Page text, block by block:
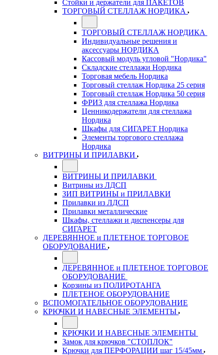
Стойки и держатели для ПАКЕТОВ
ТОРГОВЫЙ СТЕЛЛАЖ НОРДИКА
ТОРГОВЫЙ СТЕЛЛАЖ НОРДИКА
Индивидуальные решения и
аксессуары НОРДИКА
Кассовый модуль угловой "Нордика"
Складские стеллажи Нордика
Торговая мебель Нордика
Торговый стеллаж Нордика 25 серия
Торговый стеллаж Нордика 50 серия
ФРИЗ для стеллажа Нордика
Ценникодержатели для стеллажа
Нордика
Шкафы для СИГАРЕТ Нордика
Элементы торгового стеллажа
Нордика
ВИТРИНЫ И ПРИЛАВКИ
ВИТРИНЫ И ПРИЛАВКИ
Витрины из ЛДСП
ЗИП ВИТРИНЫ и ПРИЛАВКИ
Прилавки из ЛДСП
Прилавки металлические
Шкафы, стеллажи и диспенсеры для
СИГАРЕТ
ДЕРЕВЯННОЕ и ПЛЕТЕНОЕ ТОРГОВОЕ
ОБОРУДОВАНИЕ
ДЕРЕВЯННОЕ и ПЛЕТЕНОЕ ТОРГОВОЕ
ОБОРУДОВАНИЕ
Корзины из ПОЛИРОТАНГА
ПЛЕТЕНОЕ ОБОРУДОВАНИЕ
ВСПОМОГАТЕЛЬНОЕ ОБОРУДОВАНИЕ
КРЮЧКИ И НАВЕСНЫЕ ЭЛЕМЕНТЫ
КРЮЧКИ И НАВЕСНЫЕ ЭЛЕМЕНТЫ
Замок для крючков "СТОПЛОК"
Крючки для ПЕРФОРАЦИИ шаг 15/45мм